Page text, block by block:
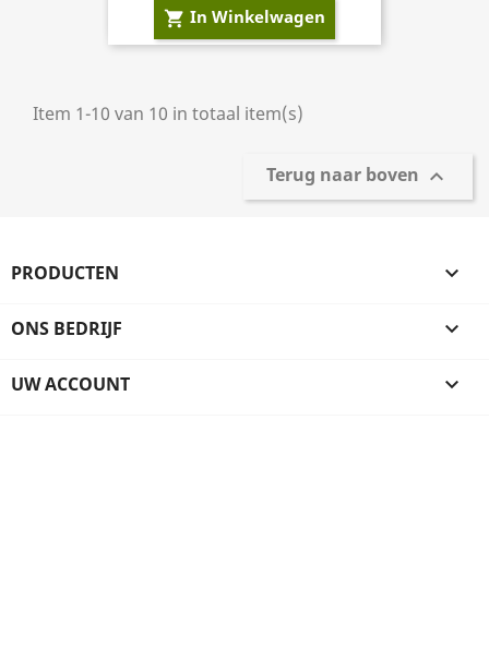
shopping_cart In Winkelwagen
Item 1-10 van 10 in totaal item(s)
Terug naar boven 
PRODUCTEN 
ONS BEDRIJF 
UW ACCOUNT 